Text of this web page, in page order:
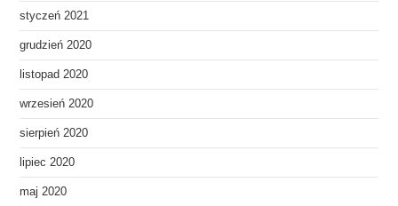
styczeń 2021
grudzień 2020
listopad 2020
wrzesień 2020
sierpień 2020
lipiec 2020
maj 2020